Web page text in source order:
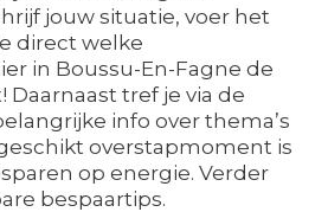
jouw situatie, voer het
direct welke
in Boussu-En-Fagne de
Daarnaast tref je via de
info over thema’s
overstapmoment is
op energie. Verder
bespaartips.